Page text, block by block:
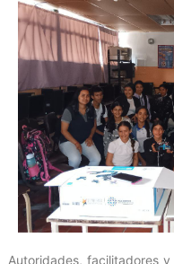
Autoridades, facilitadores